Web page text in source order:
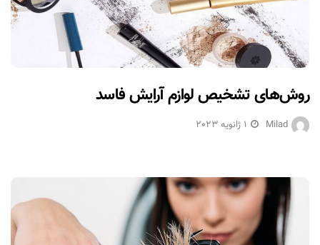
روش‌های تشخیص لوازم آرایش فاسد
Milad 1 ژانویه 2023